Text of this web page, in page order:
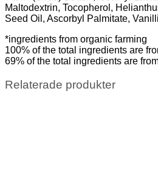
Maltodextrin, Tocopherol,
Seed Oil, Ascorbyl Palmitate,
*ingredients from organic farming
100% of the total ingredients are
69% of the total ingredients are
Relaterade produkter